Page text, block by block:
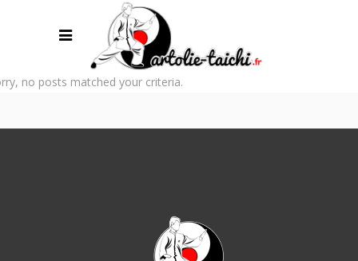
no posts matched your criteria.